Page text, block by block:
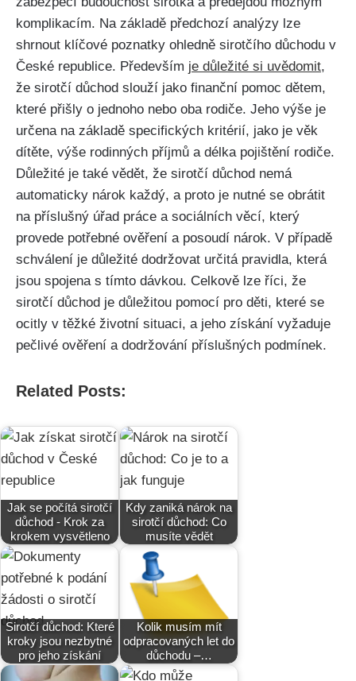
komplikacím. Na základě předchozí analýzy lze
shrnout klíčové poznatky ohledně sirotčího důchodu v
České republice. Především je důležité si uvědomit,
že sirotčí důchod slouží jako finanční pomoc dětem,
které přišly o jednoho nebo oba rodiče. Jeho výše je
určena na základě specifických kritérií, jako je věk
dítěte, výše rodinných příjmů a délka pojištění rodiče.
Důležité je také vědět, že sirotčí důchod nemá
automaticky nárok každý, a proto je nutné se obrátit
na příslušný úřad práce a sociálních věcí, který
provede potřebné ověření a posoudí nárok. V případě
schválení je důležité dodržovat určitá pravidla, která
jsou spojena s tímto dávkou. Celkově lze říci, že
sirotčí důchod je důležitou pomocí pro děti, které se
ocitly v těžké životní situaci, a jeho získání vyžaduje
pečlivé ověření a dodržování příslušných podmínek.
Related Posts:
Jak se počítá sirotčí
důchod - Krok za
krokem vysvětleno
Kdy zaniká nárok na
sirotčí důchod: Co
musíte vědět
Sirotčí důchod: Které
kroky jsou nezbytné
pro jeho získání
Kolik musím mít
odpracovaných let do
důchodu –…